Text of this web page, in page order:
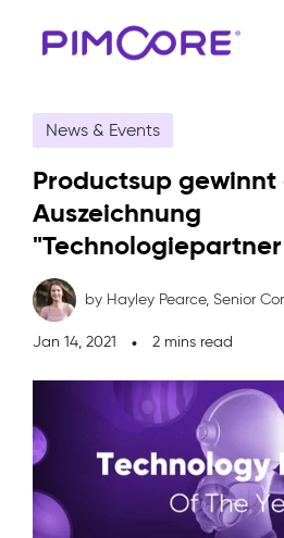
News & Events
Productsup gewinnt
Auszeichnung
by Hayley Pearce, Senior
Jan 14, 2021 2 mins read